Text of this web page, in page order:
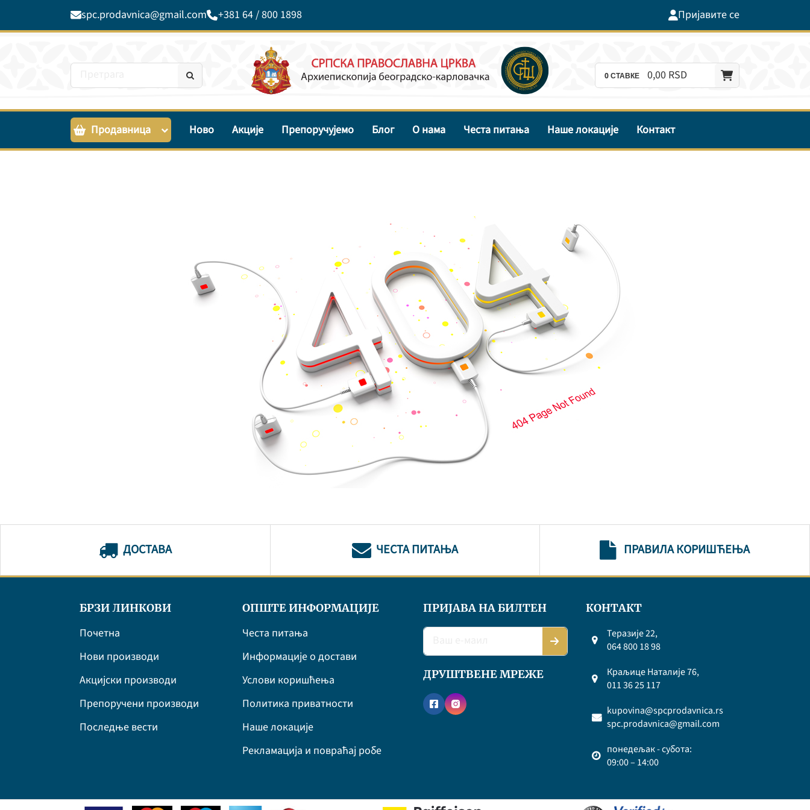
spc.prodavnica@gmail.com +381 64 / 800 1898 Пријавите се
0СТАВКЕ 0,00 RSD
Продавница Ново Акције Препоручујемо Блог О нама Честа питања Наше локације Контакт
ДОСТАВА ЧЕСТА ПИТАЊА ПРАВИЛА КОРИШЋЕЊА
БРЗИ ЛИНКОВИ
Почетна
Нови производи
Акцијски производи
Препоручени производи
Последње вести
ОПШТЕ ИНФОРМАЦИЈЕ
Честа питања
Информације о достави
Услови коришћења
Политика приватности
Наше локације
Рекламација и повраћај робе
ПРИЈАВА НА БИЛТЕН
ДРУШТВЕНЕ МРЕЖЕ
КОНТАКТ
Теразије 22,
064 800 18 98
Краљице Наталије 76,
011 36 25 117
kupovina@spcprodavnica.rs
spc.prodavnica@gmail.com
понедељак - субота:
09:00 – 14:00